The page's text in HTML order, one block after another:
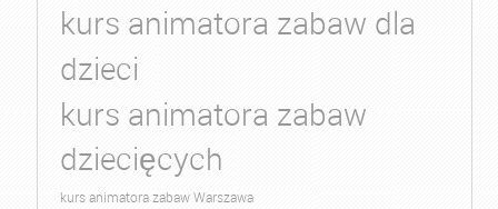
kurs animatora zabaw dla
dzieci
kurs animatora zabaw
dziecięcych
kurs animatora zabaw Warszawa